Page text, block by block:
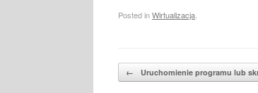
Posted inWirtualizacja
Post navigation
← Uruchomienie programu lub